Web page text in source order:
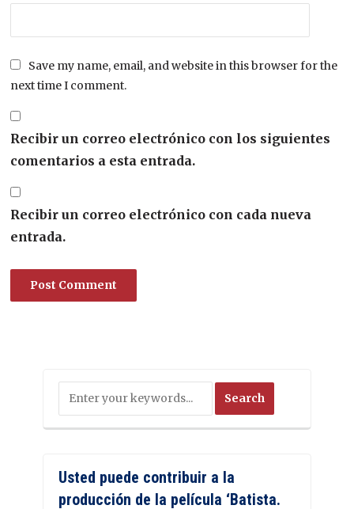
Save my name, email, and website in this browser for the
next time I comment.
Recibir un correo electrónico con los siguientes
comentarios a esta entrada.
Recibir un correo electrónico con cada nueva
entrada.
Usted puede contribuir a la
producción de la película ‘Batista.